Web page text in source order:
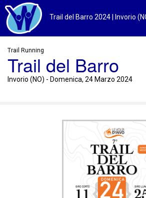
Trail Running
Trail del Barro
Invorio (NO) - Domenica, 24 Marzo 2024